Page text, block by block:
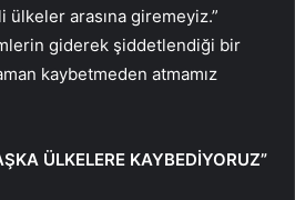
arasına giremeyiz.”
giderek şiddetlendiği bir
kaybetmeden atmamız
ÜLKELERE KAYBEDİYORUZ”